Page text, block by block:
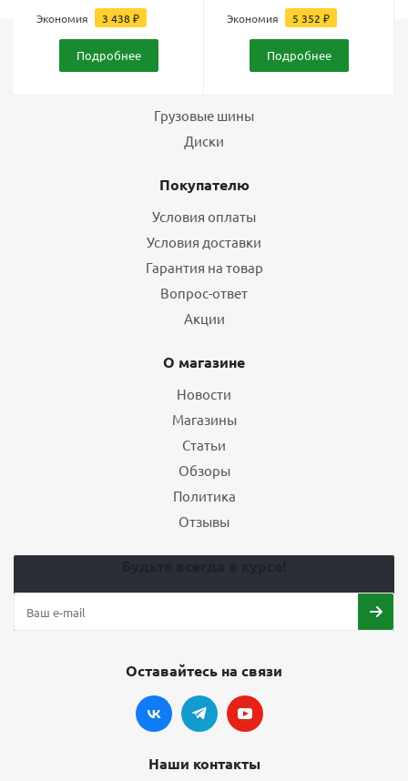
Экономия 3 438 ₽
Подробнее
Экономия 5 352 ₽
Подробнее
Грузовые шины
Диски
Покупателю
Условия оплаты
Условия доставки
Гарантия на товар
Вопрос-ответ
Акции
О магазине
Новости
Магазины
Статьи
Обзоры
Политика
Отзывы
Оставайтесь на связи
Наши контакты